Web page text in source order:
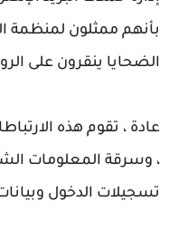
بأنهم ممثلون لمنظمة
الضحايا ينقرون على
عادة ، تقوم هذه
، وسرقة المعلومات
تسجيلات الدخول